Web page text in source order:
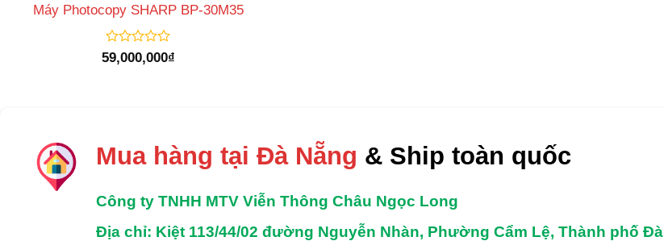
Máy Photocopy SHARP BP-30M35
Được
xếp
59,000,000₫
Mua hàng tại Đà Nẵng & Ship toàn quốc
Công ty TNHH MTV Viễn Thông Châu Ngọc Long
Địa chỉ: Kiệt 113/44/02 đường Nguyễn Nhàn, Phường Cẩm Lệ, Thành phố Đà